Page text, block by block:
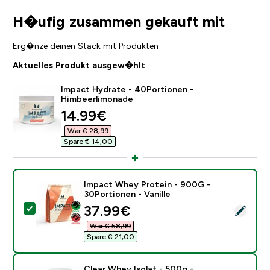
H�ufig zusammen gekauft mit
Erg�nze deinen Stack mit Produkten
Aktuelles Produkt ausgew�hlt
Impact Hydrate - 40Portionen -
Himbeerlimonade
discounted price
14.99€‎
War € 28,99‎
Spare € 14,00‎
Dieses Produkt ausw�hlen - Impact Whey Protein -
Impact Whey Protein - 900G -
30Portionen - Vanille
discounted price
37.99€‎
War € 58,99‎
Spare € 21,00‎